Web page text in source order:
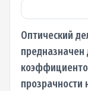
Оптический
предназначен
прозрачности